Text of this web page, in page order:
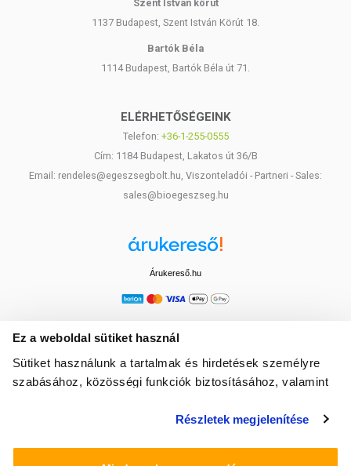
Ez a weboldal sütiket használ
Sütiket használunk a tartalmak és hirdetések személyre
szabásához, közösségi funkciók biztosításához, valamint
média-, hirdető- és elemező partnereinkkel megosztjuk az
Részletek megjelenítése
Szent István körút
1137 Budapest, Szent István Körút 18.
Bartók Béla
1114 Budapest, Bartók Béla út 71.
ELÉRHETŐSÉGEINK
Telefon: +36-1-255-0555
Cím: 1184 Budapest, Lakatos út 36/B
Email: rendeles@egeszsegbolt.hu, Viszonteladói - Partneri - Sales:
sales@bioegeszseg.hu
Árukereső.hu